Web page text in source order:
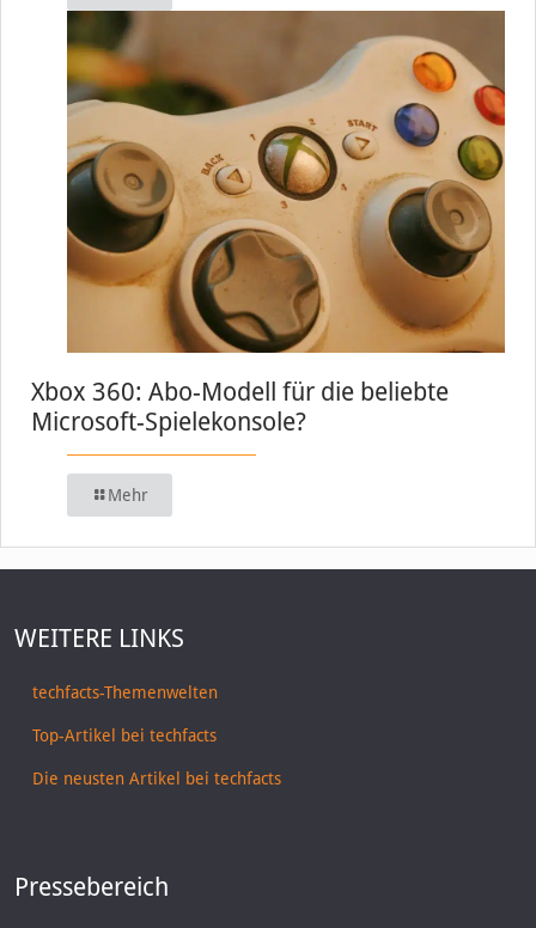
Xbox 360: Abo-Modell für die beliebte
Microsoft-Spielekonsole?
Mehr
WEITERE LINKS
techfacts-Themenwelten
Top-Artikel bei techfacts
Die neusten Artikel bei techfacts
Pressebereich